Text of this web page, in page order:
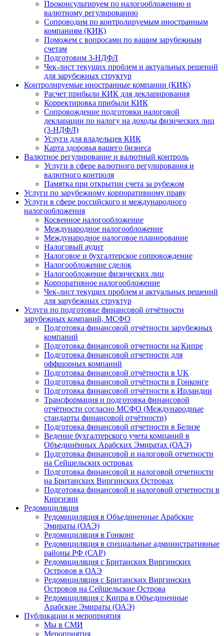
Проконсультируем по налогообложению и
валютному регулированию
Сопроводим по контролируемым иностранным
компаниям (КИК)
Поможем с вопросами по вашим зарубежным
счетам
Подготовим 3-НДФЛ
Чек-лист текущих проблем и актуальных решений
для зарубежных структур
Контролируемые иностранные компании (КИК)
Расчет прибыли КИК для декларирования
Корректировка прибыли КИК
Сопровождение подготовки налоговой
декларации по налогу на доходы физических лиц
(3-НДФЛ)
Услуги для владельцев КИК
Карта здоровья вашего бизнеса
Валютное регулирование и валютный контроль
Услуги в сфере валютного регулирования и
валютного контроля
Памятка при открытии счета за рубежом
Услуги по зарубежному корпоративному праву
Услуги в сфере российского и международного
налогообложения
Косвенное налогообложение
Международное налогообложение
Международное налоговое планирование
Налоговый аудит
Налоговое и бухгалтерское сопровождение
Налогообложение сделок
Налогообложение физических лиц
Корпоративное налогообложение
Чек-лист текущих проблем и актуальных решений
для зарубежных структур
Услуги по подготовке финансовой отчётности
зарубежных компаний, МСФО
Подготовка финансовой отчётности зарубежных
компаний
Подготовка финансовой отчетности на Кипре
Подготовка финансовой отчетности для
оффшорных компаний
Подготовка финансовой отчётности в UK
Подготовка финансовой отчётности в Гонконге
Подготовка финансовой отчётности в Ирландии
Трансформация и подготовка финансовой
отчётности согласно МСФО (Международные
стандарты финансовой отчётности)
Подготовка финансовой отчетности в Белизе
Ведение бухгалтерского учета компаний в
Объединённых Арабских Эмиратах (ОАЭ)
Подготовка финансовой и налоговой отчетности
на Сейшельских островах
Подготовка финансовой и налоговой отчетности
на Британских Виргинских Островах
Подготовка финансовой и налоговой отчетности в
Киргизии
Редомициляция
Редомициляция в Объединенные Арабские
Эмираты (ОАЭ)
Редомициляция в Гонконг
Редомициляция в специальные административные
районы РФ (САР)
Редомициляция с Британских Виргинских
Островов в ОАЭ
Редомициляция с Британских Виргинских
Островов на Сейшельские Острова
Редомициляция с Кипра в Объединенные
Арабские Эмираты (ОАЭ)
Публикации и мероприятия
Мы в СМИ
Мероприятия